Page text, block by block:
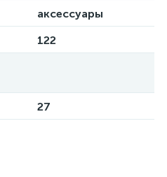
аксессуары
122
27